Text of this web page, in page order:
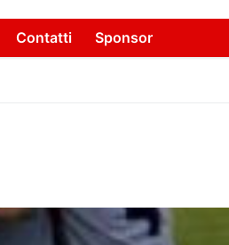
Contatti Sponsor